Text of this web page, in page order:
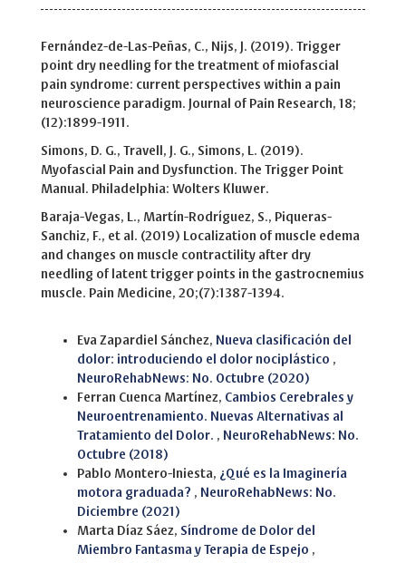
Fernández-de-Las-Peñas, C., Nijs, J. (2019). Trigger
point dry needling for the treatment of miofascial
pain syndrome: current perspectives within a pain
neuroscience paradigm. Journal of Pain Research, 18;
(12):1899-1911.
Simons, D. G., Travell, J. G., Simons, L. (2019).
Myofascial Pain and Dysfunction. The Trigger Point
Manual. Philadelphia: Wolters Kluwer.
Baraja-Vegas, L., Martín-Rodríguez, S., Piqueras-
Sanchiz, F., et al. (2019) Localization of muscle edema
and changes on muscle contractility after dry
needling of latent trigger points in the gastrocnemius
muscle. Pain Medicine, 20;(7):1387-1394.
Eva Zapardiel Sánchez, Nueva clasificación del
dolor: introduciendo el dolor nociplástico ,
NeuroRehabNews: No. Octubre (2020)
Ferran Cuenca Martínez, Cambios Cerebrales y
Neuroentrenamiento. Nuevas Alternativas al
Tratamiento del Dolor. , NeuroRehabNews: No.
Octubre (2018)
Pablo Montero-Iniesta, ¿Qué es la Imaginería
motora graduada? , NeuroRehabNews: No.
Diciembre (2021)
Marta Díaz Sáez, Síndrome de Dolor del
Miembro Fantasma y Terapia de Espejo ,